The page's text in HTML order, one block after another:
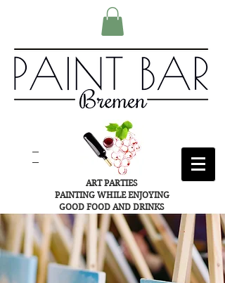
ART PARTIES
PAINTING WHILE ENJOYING
GOOD FOOD AND DRINKS